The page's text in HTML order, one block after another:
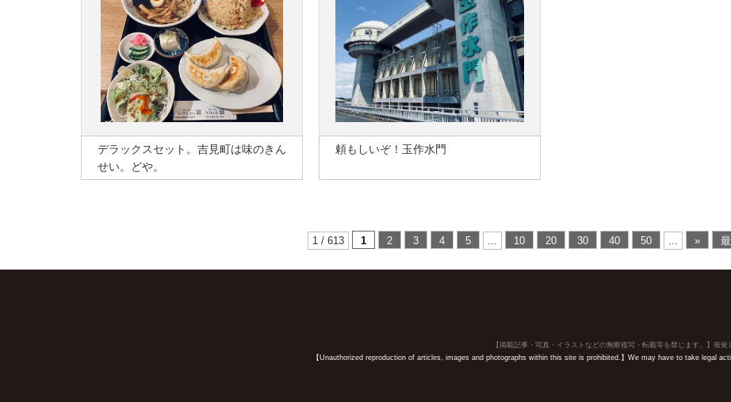
デラックスセット。吉見町は味のきん
せい。どや。
頼もしいぞ！玉作水門
1 / 613 1 2 3 4 5 ... 10 20 30 40 50 ... »
【掲載記事・写真・イラストなどの無断複写・転載等を禁じます。】発
【Unauthorized reproduction of articles, images and photographs within this site is prohibited.】We may have to take legal